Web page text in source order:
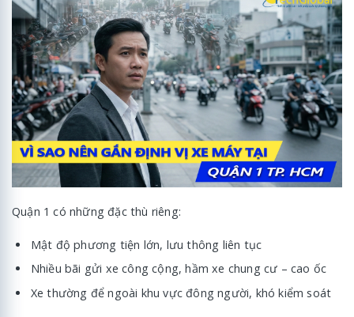
Quận 1 có những đặc thù riêng:
Mật độ phương tiện lớn, lưu thông liên tục
Nhiều bãi gửi xe công cộng, hầm xe chung cư – cao ốc
Xe thường để ngoài khu vực đông người, khó kiểm soát